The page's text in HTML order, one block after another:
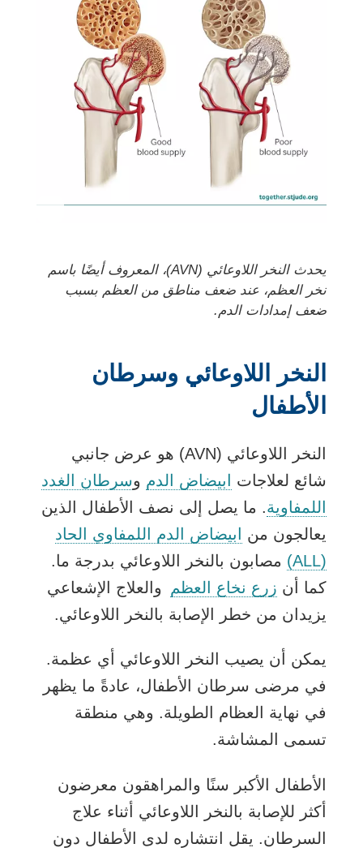
يحدث النخر اللاوعائي (AVN)، المعروف أيضًا باسم
نخر العظم، عند ضعف مناطق من العظم بسبب
ضعف إمدادات الدم.
النخر اللاوعائي وسرطان
الأطفال
النخر اللاوعائي (AVN) هو عرض جانبي
شائع لعلاجات ابيضاض الدم وسرطان الغدد
اللمفاوية. ما يصل إلى نصف الأطفال الذين
يعالجون من ابيضاض الدم اللمفاوي الحاد
(ALL)
مصابون بالنخر اللاوعائي بدرجة ما.
كما أن زرع نخاع العظم والعلاج الإشعاعي
يزيدان من خطر الإصابة بالنخر اللاوعائي.
يمكن أن يصيب النخر اللاوعائي أي عظمة.
في مرضى سرطان الأطفال، عادةً ما يظهر
في نهاية العظام الطويلة. وهي منطقة
تسمى المشاشة.
الأطفال الأكبر سنًا والمراهقون معرضون
أكثر للإصابة بالنخر اللاوعائي أثناء علاج
السرطان. يقل انتشاره لدى الأطفال دون